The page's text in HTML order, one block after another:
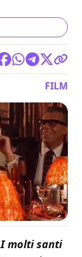
FILM
I molti santi